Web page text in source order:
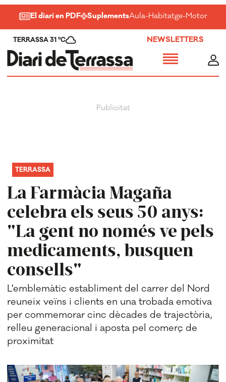
El diari en PDF SuplementsAula-Habitatge-Motor-
TERRASSA 31 ºC NEWSLETTERS
La Farmàcia Magaña
celebra els seus 50 anys:
"La gent no només ve pels
medicaments, busquen
consells"
TERRASSA
L'emblemàtic establiment del carrer del Nord
reuneix veïns i clients en una trobada emotiva
per commemorar cinc dècades de trajectòria,
relleu generacional i aposta pel comerç de
proximitat